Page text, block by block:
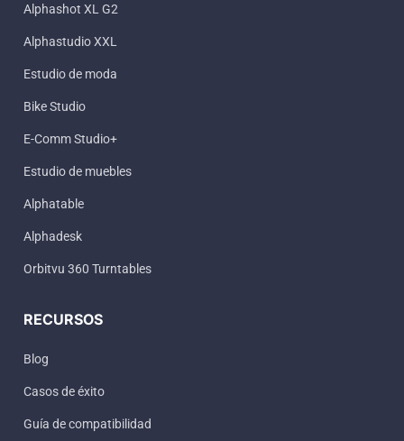
Alphashot XL G2
Alphastudio XXL
Estudio de moda
Bike Studio
E-Comm Studio+
Estudio de muebles
Alphatable
Alphadesk
Orbitvu 360 Turntables
RECURSOS
Blog
Casos de éxito
Guía de compatibilidad